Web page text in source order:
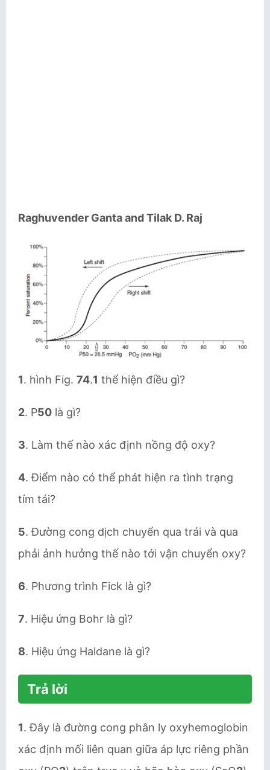
Raghuvender Ganta and Tilak D. Raj
1. hình Fig. 74.1 thể hiện điều gì?
2. P50 là gì?
3. Làm thế nào xác định nồng độ oxy?
4. Điểm nào có thể phát hiện ra tình trạng
tím tái?
5. Đường cong dịch chuyển qua trái và qua
phải ảnh hưởng thế nào tới vận chuyển oxy?
6. Phương trình Fick là gì?
7. Hiệu ứng Bohr là gì?
8. Hiệu ứng Haldane là gì?
Trả lời
1. Đây là đường cong phân ly oxyhemoglobin
xác định mối liên quan giữa áp lực riêng phần